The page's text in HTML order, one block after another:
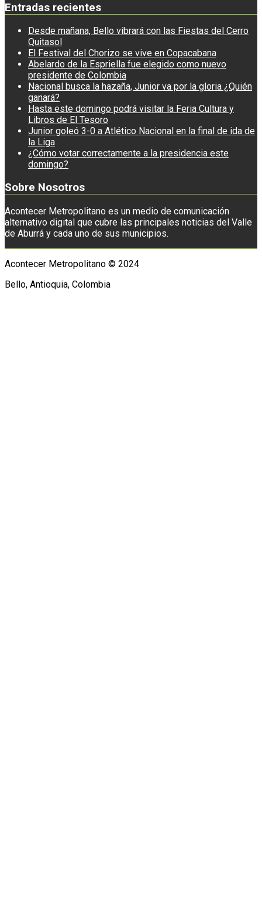
Entradas recientes
Desde mañana, Bello vibrará con las Fiestas del Cerro
Quitasol
El Festival del Chorizo se vive en Copacabana
Abelardo de la Espriella fue elegido como nuevo
presidente de Colombia
Nacional busca la hazaña, Junior va por la gloria ¿Quién
ganará?
Hasta este domingo podrá visitar la Feria Cultura y
Libros de El Tesoro
Junior goleó 3-0 a Atlético Nacional en la final de ida de
la Liga
¿Cómo votar correctamente a la presidencia este
domingo?
Sobre Nosotros
Acontecer Metropolitano es un medio de comunicación
alternativo digital que cubre las principales noticias del Valle
de Aburrá y cada uno de sus municipios.
Acontecer Metropolitano © 2024
Bello, Antioquia, Colombia